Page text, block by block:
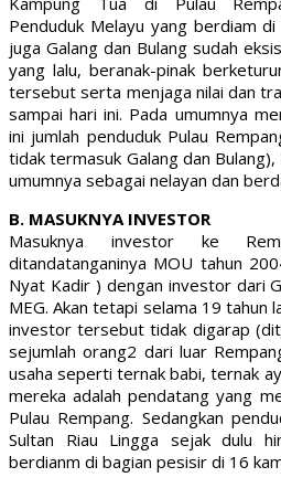
Penduduk Melayu yang berdiam
juga Galang dan Bulang sudah
yang lalu, beranak-pinak
tersebut serta menjaga nilai dan
sampai hari ini. Pada umumnya
ini jumlah penduduk Pulau
tidak termasuk Galang dan
umumnya sebagai nelayan dan
B. MASUKNYA INVESTOR
Masuknya investor ke
ditandatanganinya MOU tahun
Nyat Kadir ) dengan investor dari
MEG. Akan tetapi selama 19 tahun
investor tersebut tidak digarap
sejumlah orang2 dari luar
usaha seperti ternak babi, ternak
mereka adalah pendatang yang
Pulau Rempang. Sedangkan
Sultan Riau Lingga sejak dulu
berdianm di bagian pesisir di 16